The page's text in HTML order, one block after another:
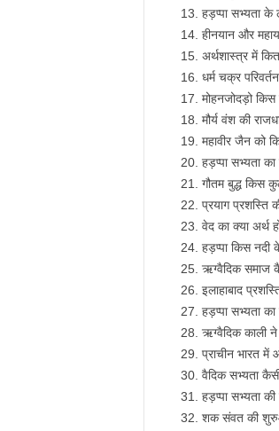
हड़प्पा सभ्यता के
हीनयान और
अर्थशास्त्र में
धर्म चक्र
मोहनजोदड़ो
मौर्य वंश की
महावीर जैन को
हड़प्पा सभ्यता
गौतम बुद्ध किस
प्रयाग प्रशस्ति
वेद का क्या अर्थ
हड़प्पा किस नदी
ऋग्वैदिक समाज
इलाहाबाद
हड़प्पा सभ्यता
ऋग्वैदिक काली
प्राचीन भारत में
वैदिक सभ्यता
हड़प्पा सभ्यता
शक संवत की